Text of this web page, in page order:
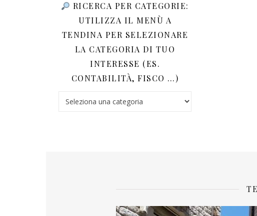
RICERCA PER CATEGORIE:
UTILIZZA IL MENÙ A
TENDINA PER SELEZIONARE
LA CATEGORIA DI TUO
INTERESSE (ES.
CONTABILITÀ, FISCO …)
Ricerca per categorie: utilizza il menù a tendina per